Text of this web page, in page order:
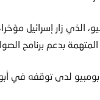
الذي زار إسرائيل
بدعم برنامج
لدى توقفه في